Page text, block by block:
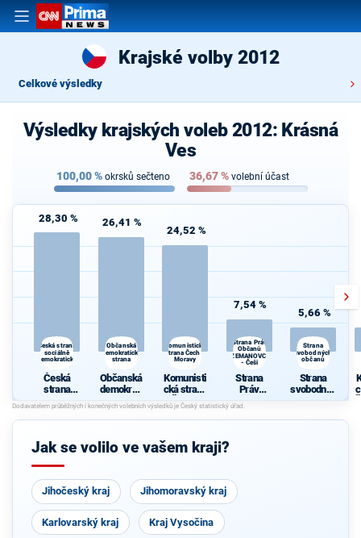
Krajské volby 2012
Celkové výsledky
Výsledky krajských voleb 2012: Krásná
Ves
100,00% okrsků sečteno 36,67% volební účast
28,30 %
Česká strana
sociálně
demokratická
Česká
strana
sociálně
demokrati
cká
26,41 %
Občanská
demokratická
strana
Občanská
demokrati
cká strana
24,52 %
Komunistická
strana Čech a
Moravy
Komunisti
cká strana
Čech a
Moravy
7,54 %
Strana Práv
Občanů
ZEMANOVCI
- Češi
Strana
Práv
Občanů
ZEMANO
VCI - Češi
5,66 %
Strana
svobodných
občanů
Strana
svobodnýc
h občanů
Jak se volilo ve vašem kraji?
Jihočeský kraj Jihomoravský kraj
Karlovarský kraj Kraj Vysočina